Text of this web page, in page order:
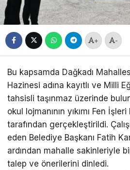
+ -
Bu kapsamda Dağkadı
Hazinesi adına kayıtlı ve Milli
tahsisli taşınmaz üzerinde
okul lojmanının yıkımı Fen
tarafından gerçekleştirildi.
eden Belediye Başkanı Fatih
ardından mahalle sakinleriyle
talep ve önerilerini dinledi.